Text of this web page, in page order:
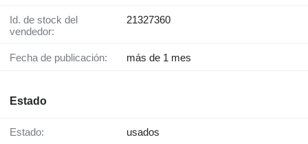
Id. de stock del
vendedor:
21327360
Fecha de publicación: más de 1 mes
Estado
Estado: usados